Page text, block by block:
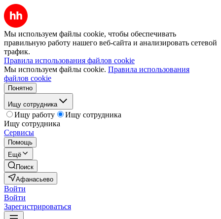
Мы используем файлы cookie, чтобы обеспечивать
правильную работу нашего веб-сайта и анализировать сетевой
трафик.
Правила использования файлов cookie
Мы используем файлы cookie. Правила использования
файлов cookie
Понятно
Ищу сотрудника
Ищу работу
Ищу сотрудника
Ищу сотрудника
Сервисы
Помощь
Ещё
Поиск
Афанасьево
Войти
Войти
Зарегистрироваться